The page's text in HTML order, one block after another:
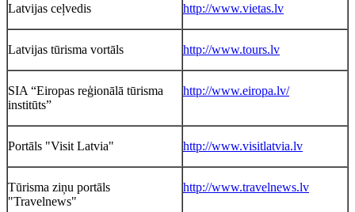
Latvijas ceļvedis http://www.vietas.lv
Latvijas tūrisma vortāls http://www.tours.lv
SIA “Eiropas reģionālā tūrisma
institūts”
http://www.eiropa.lv/
Portāls "Visit Latvia" http://www.visitlatvia.lv
Tūrisma ziņu portāls
"Travelnews"
http://www.travelnews.lv